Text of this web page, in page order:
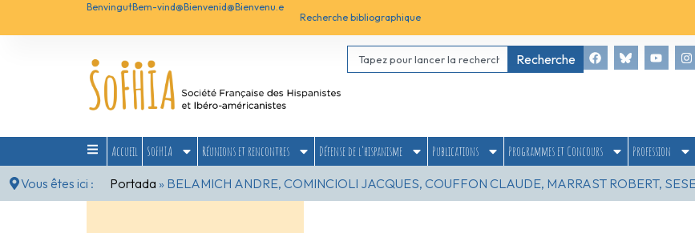
BenvingutBem-vind@Bienvenid@Bienvenu.e
Recherche bibliographique
Recherche
Accueil SoFHIA Réunions et rencontres Défense de l’hispanisme Publications Programmes et Concours Profession
Vous êtes ici :
Portada » BELAMICH ANDRE, COMINCIOLI JACQUES, COUFFON CLAUDE, MARRAST ROBERT,